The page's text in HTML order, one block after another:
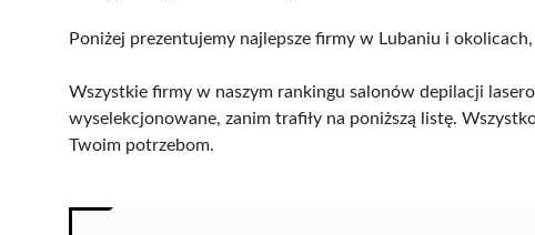
Poniżej prezentujemy najlepsze firmy w Lubaniu i
Wszystkie firmy w naszym rankingu salonów depilacji
wyselekcjonowane, zanim trafiły na poniższą listę.
Twoim potrzebom.